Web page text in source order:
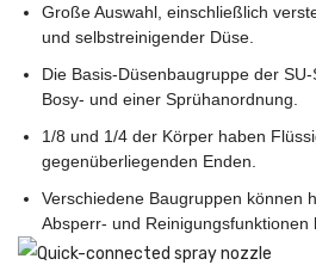
Große Auswahl, einschließlich
und selbstreinigender Düse.
Die Basis-Düsenbaugruppe der
Bosy- und einer Sprühanordnung.
1/8 und 1/4 der Körper haben
gegenüberliegenden Enden.
Verschiedene Baugruppen können
Absperr- und Reinigungsfunktionen